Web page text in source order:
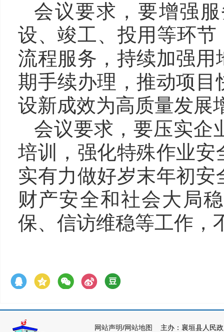
会议要求，要增强
设、竣工、投用等环节
流程服务，持续加强
期手续办理，推动项
设新成效为高质量发展
会议要求，要压实企
培训，强化特殊作业
实有力做好岁末年初
财产安全和社会大局
保、信访维稳等工作，
网站声明/网站地图
主办：襄垣县人民